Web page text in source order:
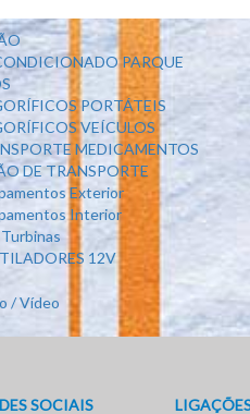
PARQUE
PORTÁTEIS
VEÍCULOS
MEDICAMENTOS
DE TRANSPORTE
Exterior
Interior
12V
/ Vídeo
SOCIAIS